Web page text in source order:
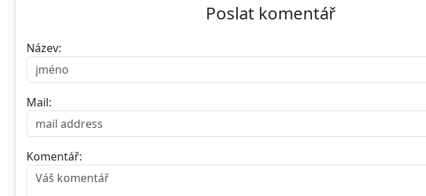
Poslat komentář
Název:
Mail:
Komentář: